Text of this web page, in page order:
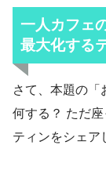
一人カフェ
最大化する
さて、本題の「
何する？ ただ
ティンをシェア